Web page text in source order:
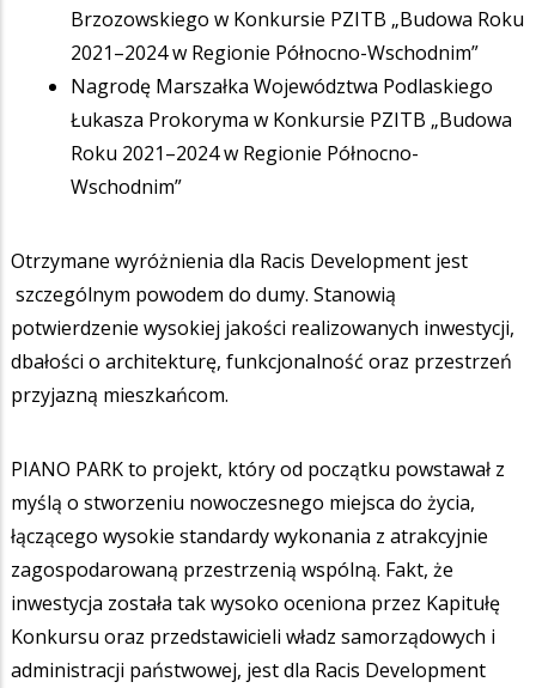
Brzozowskiego w Konkursie PZITB „Budowa Roku
2021–2024 w Regionie Północno-Wschodnim”
Nagrodę Marszałka Województwa Podlaskiego
Łukasza Prokoryma w Konkursie PZITB „Budowa
Roku 2021–2024 w Regionie Północno-
Wschodnim”
Otrzymane wyróżnienia dla Racis Development jest
szczególnym powodem do dumy. Stanowią
potwierdzenie wysokiej jakości realizowanych inwestycji,
dbałości o architekturę, funkcjonalność oraz przestrzeń
przyjazną mieszkańcom.
PIANO PARK to projekt, który od początku powstawał z
myślą o stworzeniu nowoczesnego miejsca do życia,
łączącego wysokie standardy wykonania z atrakcyjnie
zagospodarowaną przestrzenią wspólną. Fakt, że
inwestycja została tak wysoko oceniona przez Kapitułę
Konkursu oraz przedstawicieli władz samorządowych i
administracji państwowej, jest dla Racis Development